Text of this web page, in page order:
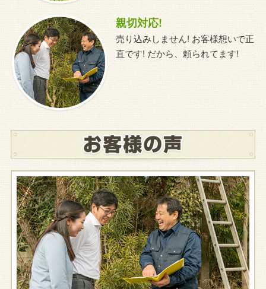
親切対応!
売り込みしません! お客様想いで正
直です! だから、頼られてます!